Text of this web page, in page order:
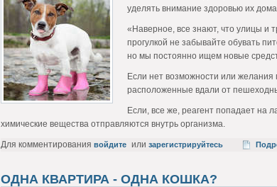
уделять внимание здоровью их
«Наверное, все знают, что улицы
прогулкой не забывайте обувать
но мы постоянно ищем новые
Если нет возможности или желания
расположенные вдали от
Если, все же, реагент попадает на
химические вещества отправляются внутрь организма.
Для комментирования войдите или зарегистрируйтесь
ОДНА КВАРТИРА - ОДНА КОШКА?